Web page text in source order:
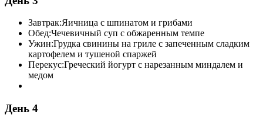
Завтрак:Яичница с шпинатом и грибами
Обед:Чечевичный суп с обжаренным темпе
Ужин:Грудка свинины на гриле с запеченным сладким
картофелем и тушеной спаржей
Перекус:Греческий йогурт с нарезанным миндалем и
медом
День 4